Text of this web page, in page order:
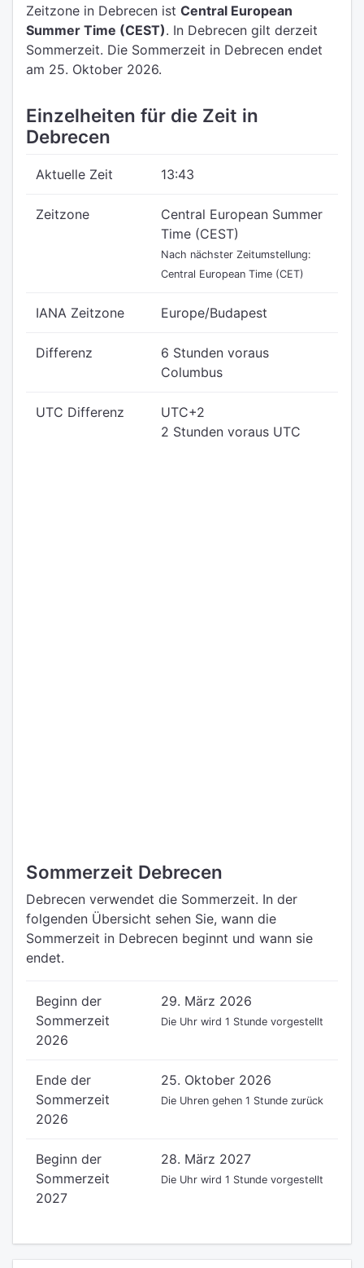
Zeitzone in Debrecen ist Central European
Summer Time (CEST). In Debrecen gilt derzeit
Sommerzeit. Die Sommerzeit in Debrecen endet
am 25. Oktober 2026.
Einzelheiten für die Zeit in
Debrecen
Aktuelle Zeit 13:43
Zeitzone
Central European Summer
Time (CEST)
Nach nächster Zeitumstellung:
Central European Time (CET)
IANA Zeitzone Europe/Budapest
Differenz
6 Stunden voraus
Columbus
UTC Differenz
UTC+2
2 Stunden voraus UTC
Sommerzeit Debrecen
Debrecen verwendet die Sommerzeit. In der
folgenden Übersicht sehen Sie, wann die
Sommerzeit in Debrecen beginnt und wann sie
endet.
Beginn der
Sommerzeit
2026
29. März 2026
Die Uhr wird 1 Stunde vorgestellt
Ende der
Sommerzeit
2026
25. Oktober 2026
Die Uhren gehen 1 Stunde zurück
Beginn der
Sommerzeit
2027
28. März 2027
Die Uhr wird 1 Stunde vorgestellt